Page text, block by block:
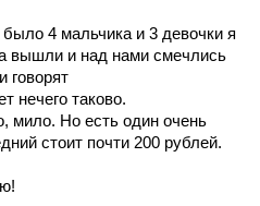
4 мальчика и 3 девочки я
вышли и над нами смечлись
говорят
нечего таково.
мило. Но есть один очень
стоит почти 200 рублей.